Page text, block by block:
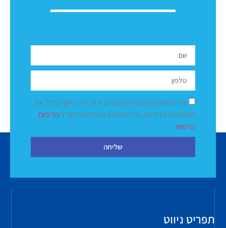
אני מאשר/ת קבלת עדכונים, ידוע לי כי ניתן לבטל את
ההסכמה בכל עת, וכי השימוש בפרטים כפוף למדיניות
פרטיות
שליחה
תפריט ניווט